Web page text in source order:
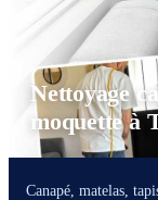
Nettoyage
moquette à
Canapé, matelas,